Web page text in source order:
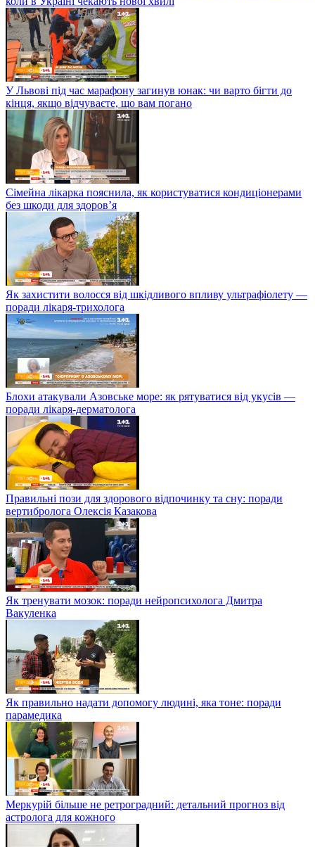
У Львові під час марафону загинув юнак: чи варто бігти до
кінця, якщо відчуваєте, що вам погано
Сімейна лікарка пояснила, як користуватися кондиціонерами
без шкоди для здоров’я
Як захистити волосся від шкідливого впливу ультрафіолету —
поради лікаря-трихолога
Блохи атакували Азовське море: як рятуватися від укусів —
поради лікаря-дерматолога
Правильні пози для здорового відпочинку та сну: поради
вертибролога Олексія Казакова
Як тренувати мозок: поради нейропсихолога Дмитра
Вакуленка
Як правильно надати допомогу людині, яка тоне: поради
парамедика
Меркурій більше не ретроградний: детальний прогноз від
астролога для кожного